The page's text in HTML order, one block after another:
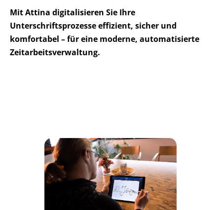
Mit Attina digitalisieren Sie Ihre
Unterschriftsprozesse effizient, sicher und
komfortabel – für eine moderne, automatisierte
Zeitarbeitsverwaltung.